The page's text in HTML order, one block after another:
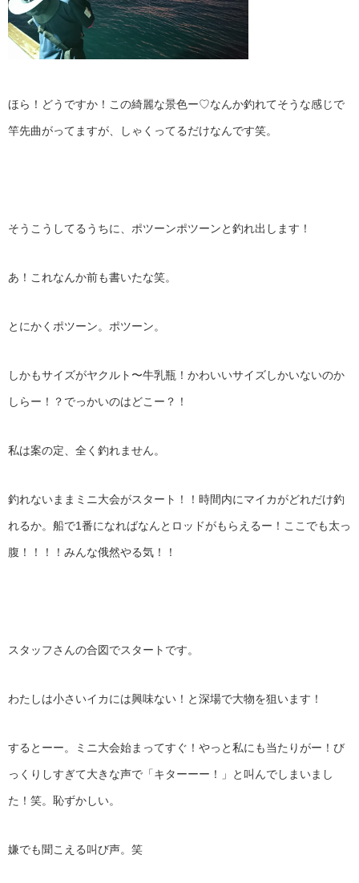
ほら！どうですか！この綺麗な景色ー♡なんか釣れてそうな感じで
竿先曲がってますが、しゃくってるだけなんです笑。
そうこうしてるうちに、ポツーンポツーンと釣れ出します！
あ！これなんか前も書いたな笑。
とにかくポツーン。ポツーン。
しかもサイズがヤクルト〜牛乳瓶！かわいいサイズしかいないのか
しらー！？でっかいのはどこー？！
私は案の定、全く釣れません。
釣れないままミニ大会がスタート！！時間内にマイカがどれだけ釣
れるか。船で1番になればなんとロッドがもらえるー！ここでも太っ
腹！！！！みんな俄然やる気！！
スタッフさんの合図でスタートです。
わたしは小さいイカには興味ない！と深場で大物を狙います！
するとーー。ミニ大会始まってすぐ！やっと私にも当たりがー！び
っくりしすぎて大きな声で「キターーー！」と叫んでしまいまし
た！笑。恥ずかしい。
嫌でも聞こえる叫び声。笑